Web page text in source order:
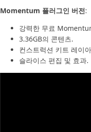
Momentum 플러그인 버전:
강력한 무료
3.36GB의 콘텐츠.
컨스트럭션 키트 레이
슬라이스 편집 및 효과.